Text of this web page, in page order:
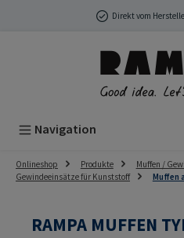
Zum Hauptinhalt springen
Direkt vom
Navigation
Onlineshop Produkte
Muffen /
Gewindeeinsätze für Kunststoff
Muffen
RAMPA MUFFEN